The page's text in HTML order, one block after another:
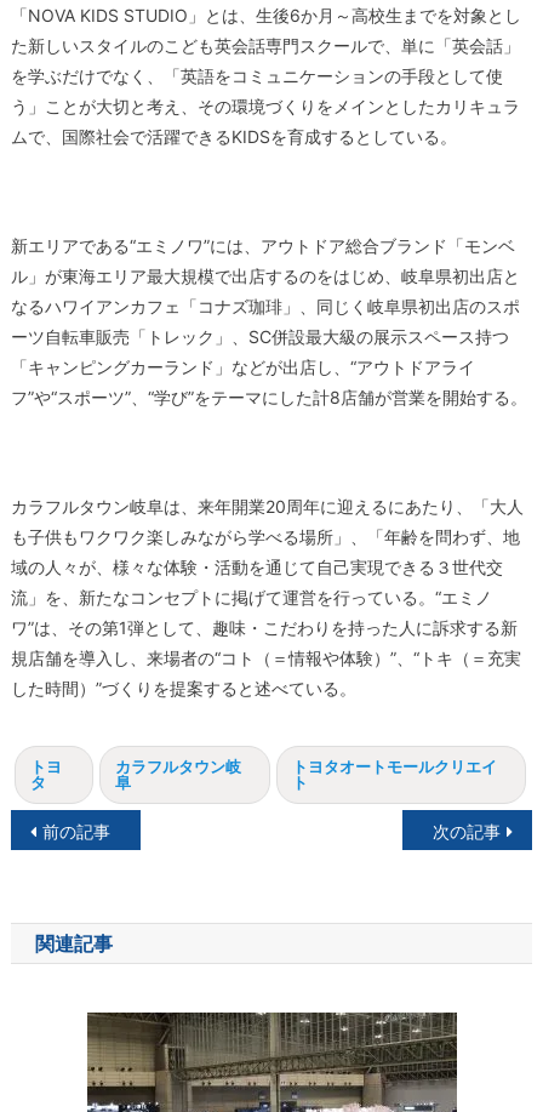
「NOVA KIDS STUDIO」とは、生後6か月～高校生までを対象とし
た新しいスタイルのこども英会話専門スクールで、単に「英会話」
を学ぶだけでなく、「英語をコミュニケーションの手段として使
う」ことが大切と考え、その環境づくりをメインとしたカリキュラ
ムで、国際社会で活躍できるKIDSを育成するとしている。
新エリアである“エミノワ”には、アウトドア総合ブランド「モンベ
ル」が東海エリア最大規模で出店するのをはじめ、岐阜県初出店と
なるハワイアンカフェ「コナズ珈琲」、同じく岐阜県初出店のスポ
ーツ自転車販売「トレック」、SC併設最大級の展示スペース持つ
「キャンピングカーランド」などが出店し、“アウトドアライ
フ”や“スポーツ”、“学び”をテーマにした計8店舗が営業を開始する。
カラフルタウン岐阜は、来年開業20周年に迎えるにあたり、「大人
も子供もワクワク楽しみながら学べる場所」、「年齢を問わず、地
域の人々が、様々な体験・活動を通じて自己実現できる３世代交
流」を、新たなコンセプトに掲げて運営を行っている。“エミノ
ワ”は、その第1弾として、趣味・こだわりを持った人に訴求する新
規店舗を導入し、来場者の“コト（＝情報や体験）”、“トキ（＝充実
した時間）”づくりを提案すると述べている。
トヨ
タ
カラフルタウン岐
阜
トヨタオートモールクリエイ
ト
投
ナ
ビ
前の記事 次の記事
関連記事